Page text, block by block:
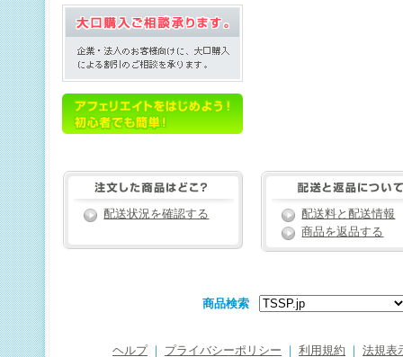
配送状況を確認する
配送料と配送情報
商品を返品する
商品検索
ヘルプ プライバシーポリシー 利用規約 法規表